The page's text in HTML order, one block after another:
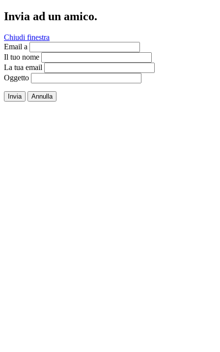
Invia ad un amico.
Chiudi finestra
Email a
Il tuo nome
La tua email
Oggetto
Invia Annulla